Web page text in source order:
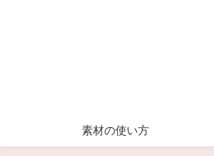
素材の使い方